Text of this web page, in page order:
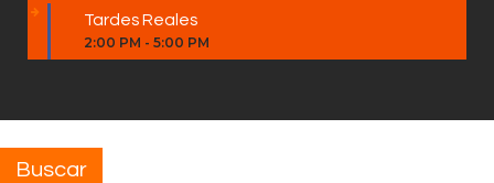
Tardes Reales
2:00 PM - 5:00 PM
Buscar